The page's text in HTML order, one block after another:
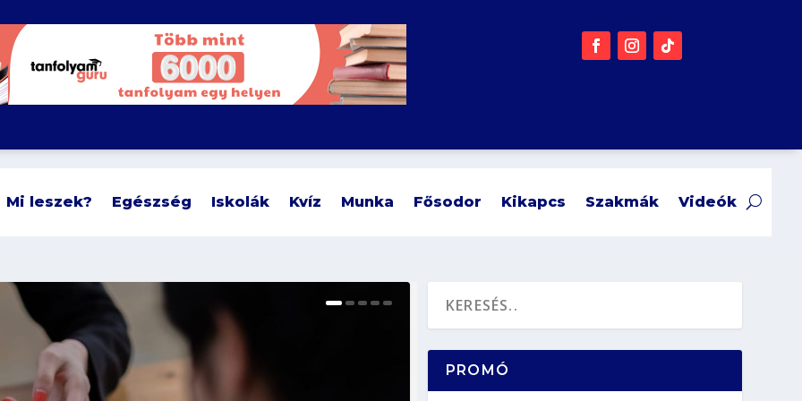
Mi leszek? Egészség Iskolák Kvíz Munka Fősodor Kikapcs Szakmák Videók
PROMÓ